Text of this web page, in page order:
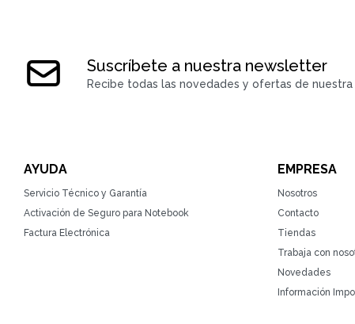
Suscríbete a nuestra newsletter
Recibe todas las novedades y ofertas de nuestra
AYUDA
Servicio Técnico y Garantía
Activación de Seguro para Notebook
Factura Electrónica
EMPRESA
Nosotros
Contacto
Tiendas
Trabaja con
Novedades
Información